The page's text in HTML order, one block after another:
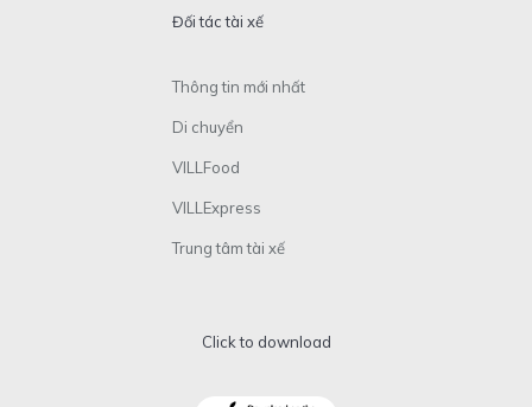
Đối tác tài xế
Thông tin mới nhất
Di chuyển
VILLFood
VILLExpress
Trung tâm tài xế
Click to download